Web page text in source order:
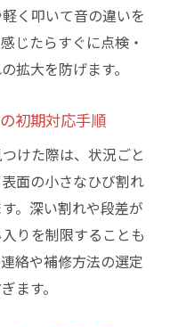
ポイントを解説
る箇所の見つけ
る場合の補修要
注意すべきポイン
ンクリート修理方
で失敗しないコツ
く叩いて音の違いを
じたらすぐに点検・
拡大を防げます。
初期対応手順
けた際は、状況ごと
面の小さなひび割れ
。深い割れや段差が
りを制限することも
絡や補修方法の選定
ます。